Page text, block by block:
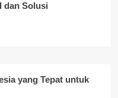
dan Solusi
yang Tepat untuk